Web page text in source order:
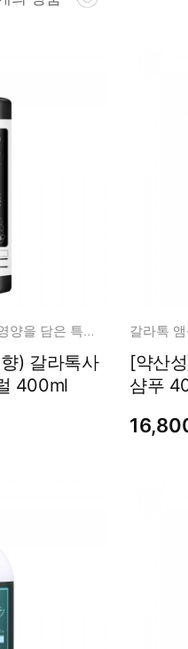
갈라톡사이드 앰플 한병의 영양을 담은 특별함
) 갈라톡사
400ml
갈라톡
[약산
샴푸